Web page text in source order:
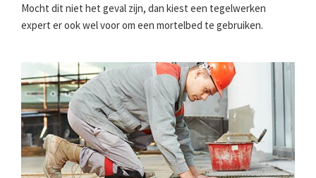
Mocht dit niet het geval zijn, dan kiest een tegelwerken
expert er ook wel voor om een mortelbed te gebruiken.